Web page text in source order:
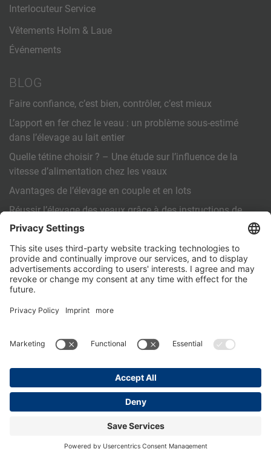
Interlocuteur Service
Vêtements Holm & Laue
Événements
BLOG
Faire confiance, c’est bien, contrôler, c’est mieux
L’apport en fer chez le veau : un problème sous-estimé
dans l’élevage au lait entier
Quelle tétine choisir ? – Une étude sur l’influence de la
vitesse d’alimentation chez les veaux
Avantages de l’élevage en couple et en lots
Réussir l’élevage des veaux grâce à des instructions de
travail standardisées (SOP)
AUTRES
Contact
PartnerPortal
Mentions légales